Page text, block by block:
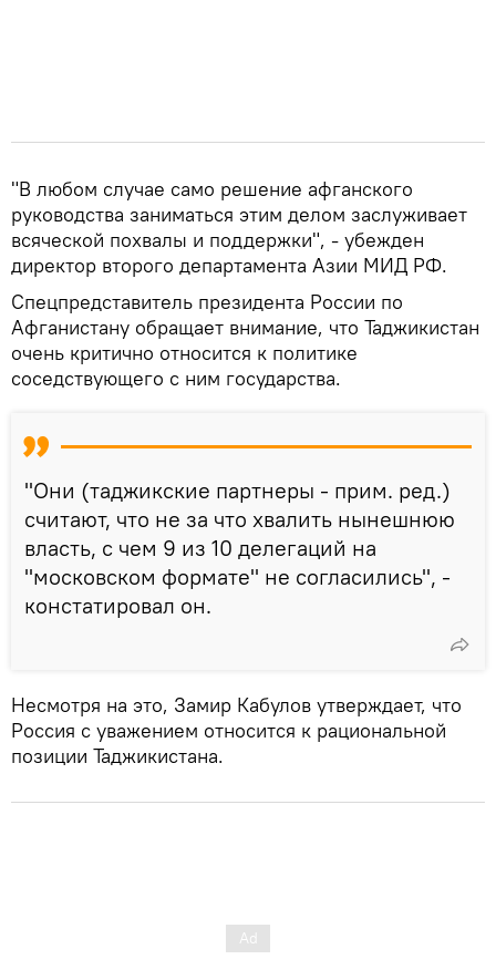
"В любом случае само решение афганского
руководства заниматься этим делом заслуживает
всяческой похвалы и поддержки", - убежден
директор второго департамента Азии МИД РФ.
Спецпредставитель президента России по
Афганистану обращает внимание, что Таджикистан
очень критично относится к политике
соседствующего с ним государства.
"Они (таджикские партнеры - прим. ред.)
считают, что не за что хвалить нынешнюю
власть, с чем 9 из 10 делегаций на
"московском формате" не согласились", -
констатировал он.
Несмотря на это, Замир Кабулов утверждает, что
Россия с уважением относится к рациональной
позиции Таджикистана.